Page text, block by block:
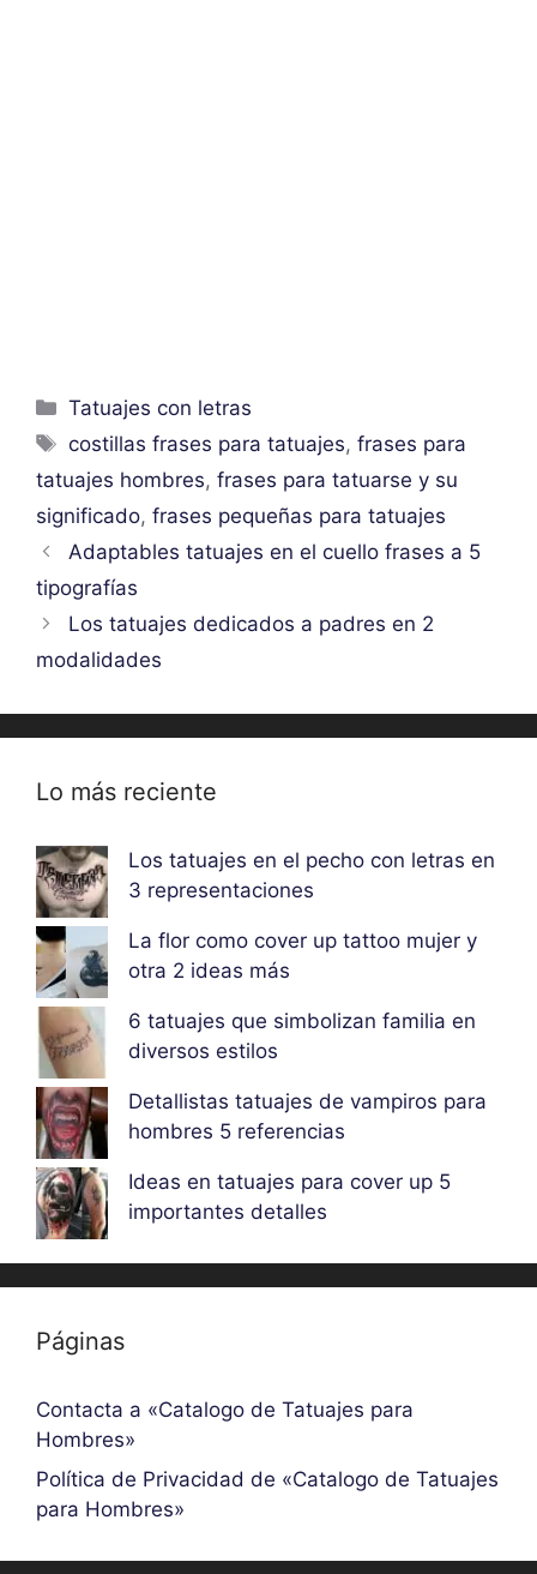
Categorías
Tatuajes con letras
Etiquetas
costillas frases para tatuajes,frases para
tatuajes hombres, frases para tatuarse y su
significado, frases pequeñas para tatuajes
Adaptables tatuajes en el cuello frases a 5
tipografías
Los tatuajes dedicados a padres en 2
modalidades
Lo más reciente
Los tatuajes en el pecho con letras en
3 representaciones
La flor como cover up tattoo mujer y
otra 2 ideas más
6 tatuajes que simbolizan familia en
diversos estilos
Detallistas tatuajes de vampiros para
hombres 5 referencias
Ideas en tatuajes para cover up 5
importantes detalles
Páginas
Contacta a «Catalogo de Tatuajes para
Hombres»
Política de Privacidad de «Catalogo de Tatuajes
para Hombres»